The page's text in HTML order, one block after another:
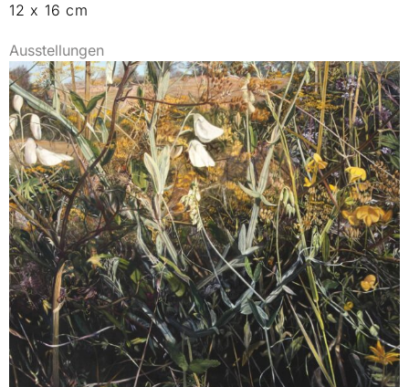
12 x 16 cm
Ausstellungen